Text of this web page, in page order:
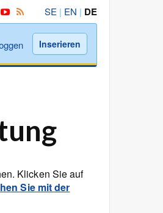
SE | EN | DE
Inserieren
Klicken Sie auf
Sie mit der